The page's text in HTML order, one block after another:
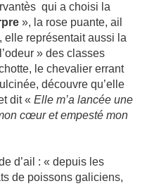
qui a choisi la
», la rose puante, ail
elle représentait aussi la
» des classes
le chevalier errant
découvre qu’elle
dit « Elle m’a lancée une
cœur et empesté mon
d’ail : « depuis les
de poissons galiciens,